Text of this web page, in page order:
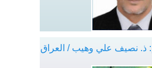
ذ. نصيف علي وهيب / العراق